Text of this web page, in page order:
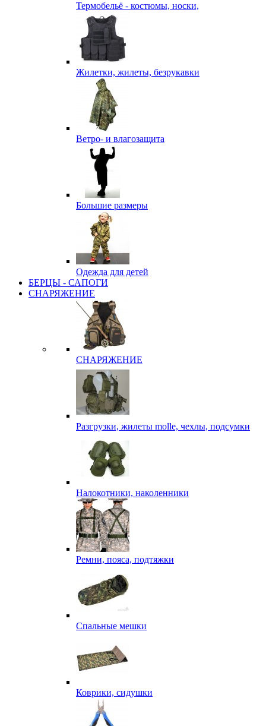
Термобельё - костюмы, носки,
Жилетки, жилеты, безрукавки
Ветро- и влагозащита
Большие размеры
Одежда для детей
БЕРЦЫ - САПОГИ
СНАРЯЖЕНИЕ
СНАРЯЖЕНИЕ
Разгрузки, жилеты molle, чехлы, подсумки
Налокотники, наколенники
Ремни, пояса, подтяжки
Спальные мешки
Коврики, сидушки